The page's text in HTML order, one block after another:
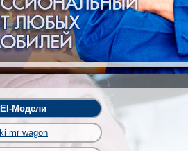
Модели
mr wagon